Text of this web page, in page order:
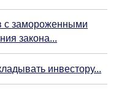
замороженными
закона...
инвестору...